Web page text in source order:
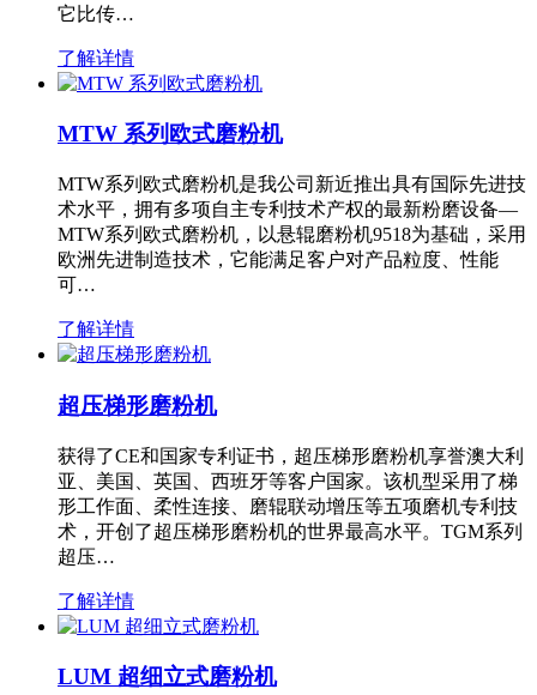
它比传…
了解详情
MTW 系列欧式磨粉机
MTW系列欧式磨粉机是我公司新近推出具有国际先进技
术水平，拥有多项自主专利技术产权的最新粉磨设备—
MTW系列欧式磨粉机，以悬辊磨粉机9518为基础，采用
欧洲先进制造技术，它能满足客户对产品粒度、性能
可…
了解详情
超压梯形磨粉机
获得了CE和国家专利证书，超压梯形磨粉机享誉澳大利
亚、美国、英国、西班牙等客户国家。该机型采用了梯
形工作面、柔性连接、磨辊联动增压等五项磨机专利技
术，开创了超压梯形磨粉机的世界最高水平。TGM系列
超压…
了解详情
LUM 超细立式磨粉机